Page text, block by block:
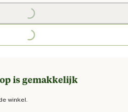
Loading...
is gemakkelijk
winkel.